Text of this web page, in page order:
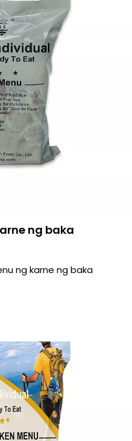
ng baka
ng karne ng baka